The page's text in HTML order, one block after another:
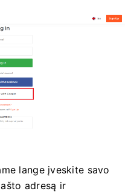
lange įveskite savo
adresą ir